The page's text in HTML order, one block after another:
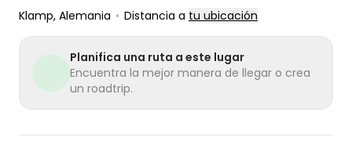
Klamp, Alemania • Distancia a tu ubicación
Planifica una ruta a este lugar
Encuentra la mejor manera de llegar o crea
un roadtrip.